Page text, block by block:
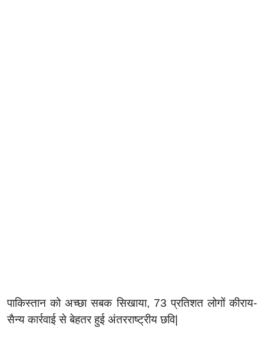
पाकिस्तान को अच्छा सबक सिखाया, 73प्रतिशत लोगों कीराय-
सैन्य कार्रवाई से बेहतर हुई अंतरराष्ट्रीय छवि|